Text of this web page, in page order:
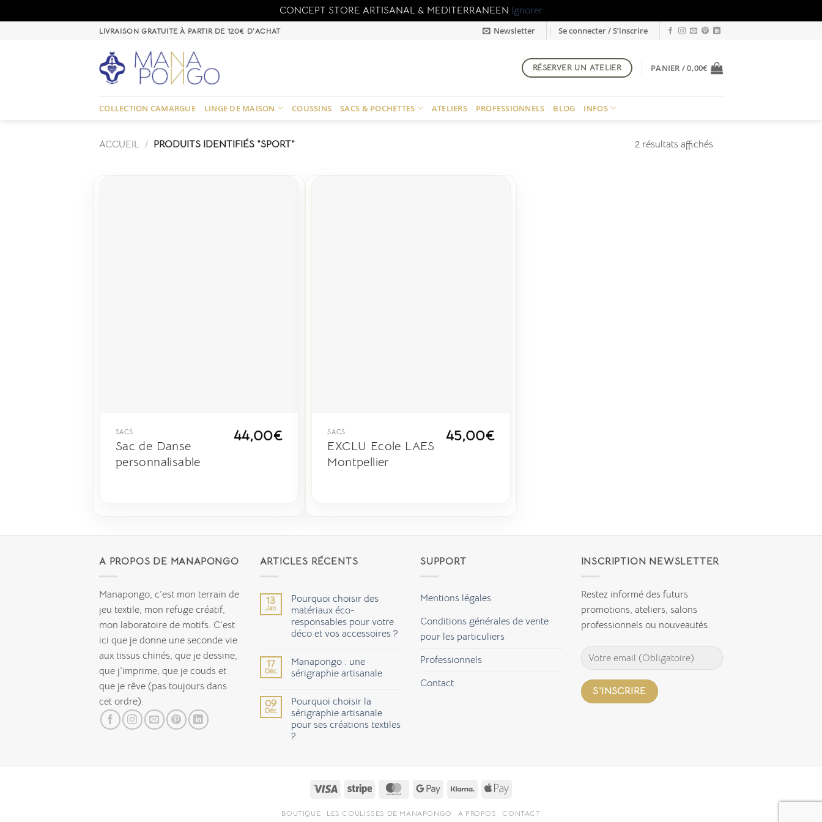
CONCEPT STORE ARTISANAL & MEDITERRANEEN Ignorer
LIVRAISON GRATUITE À PARTIR DE 120€ D'ACHAT Newsletter Se connecter / S’inscrire
RÉSERVER UN ATELIER PANIER /0,00€
COLLECTION CAMARGUE LINGE DE MAISON COUSSINS SACS & POCHETTES ATELIERS PROFESSIONNELS BLOG INFOS
ACCUEIL / PRODUITS IDENTIFIÉS “SPORT” 2 résultats affichésTrié
SACS
Sac de Danse
personnalisable
44,00€ SACS
EXCLU Ecole LAES
Montpellier
45,00€
A PROPOS DE MANAPONGO
Manapongo, c’est mon terrain de
jeu textile, mon refuge créatif,
mon laboratoire de motifs. C’est
ici que je donne une seconde vie
aux tissus chinés, que je dessine,
que j’imprime, que je couds et
que je rêve (pas toujours dans
cet ordre).
ARTICLES RÉCENTS
13
Jan
Pourquoi choisir des
matériaux éco-
responsables pour votre
déco et vos accessoires ?
sur
Pourquoi
choisir
éco-
responsables
pour
votre
déco
et
17
Déc
Manapongo : une
sérigraphie artisanale
sur
Manapongo
:
une
sérigraphie
artisanale
09
Déc
Pourquoi choisir la
sérigraphie artisanale
pour ses créations textiles
?
pour
SUPPORT
Mentions légales
Conditions générales de vente
pour les particuliers
Professionnels
Contact
INSCRIPTION NEWSLETTER
Restez informé des futurs
promotions, ateliers, salons
professionnels ou nouveautés.
Visa Stripe MasterCardGoogle
Klarna
Apple
BOUTIQUE LES COULISSES DE MANAPONGO A PROPOS CONTACT